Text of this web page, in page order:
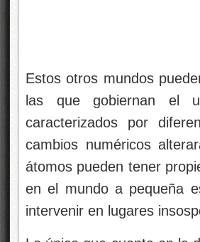
Estos otros mundos
las que gobiernan el
caracterizados por
cambios numéricos
átomos pueden tener
en el mundo a pequeña
intervenir en lugares